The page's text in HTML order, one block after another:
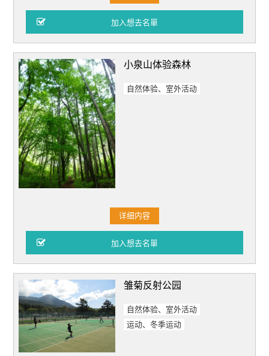
小泉山体验森林
自然体验、室外活动
详细内容
雏菊反射公园
自然体验、室外活动
运动、冬季运动